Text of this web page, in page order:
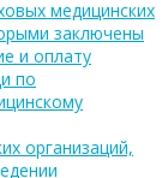
медицинских
заключены
и оплату
по
организаций,